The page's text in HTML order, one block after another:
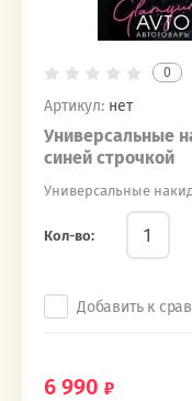
0
Артикул: нет
Универсальные
синей строчкой
Универсальные
Кол-во:
Добавить к
6 990